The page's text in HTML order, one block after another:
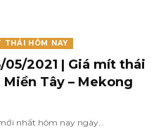
THÁI HÔM NAY
2021 | Giá mít thái
Tây – Mekong
nhất hôm nay ngày…